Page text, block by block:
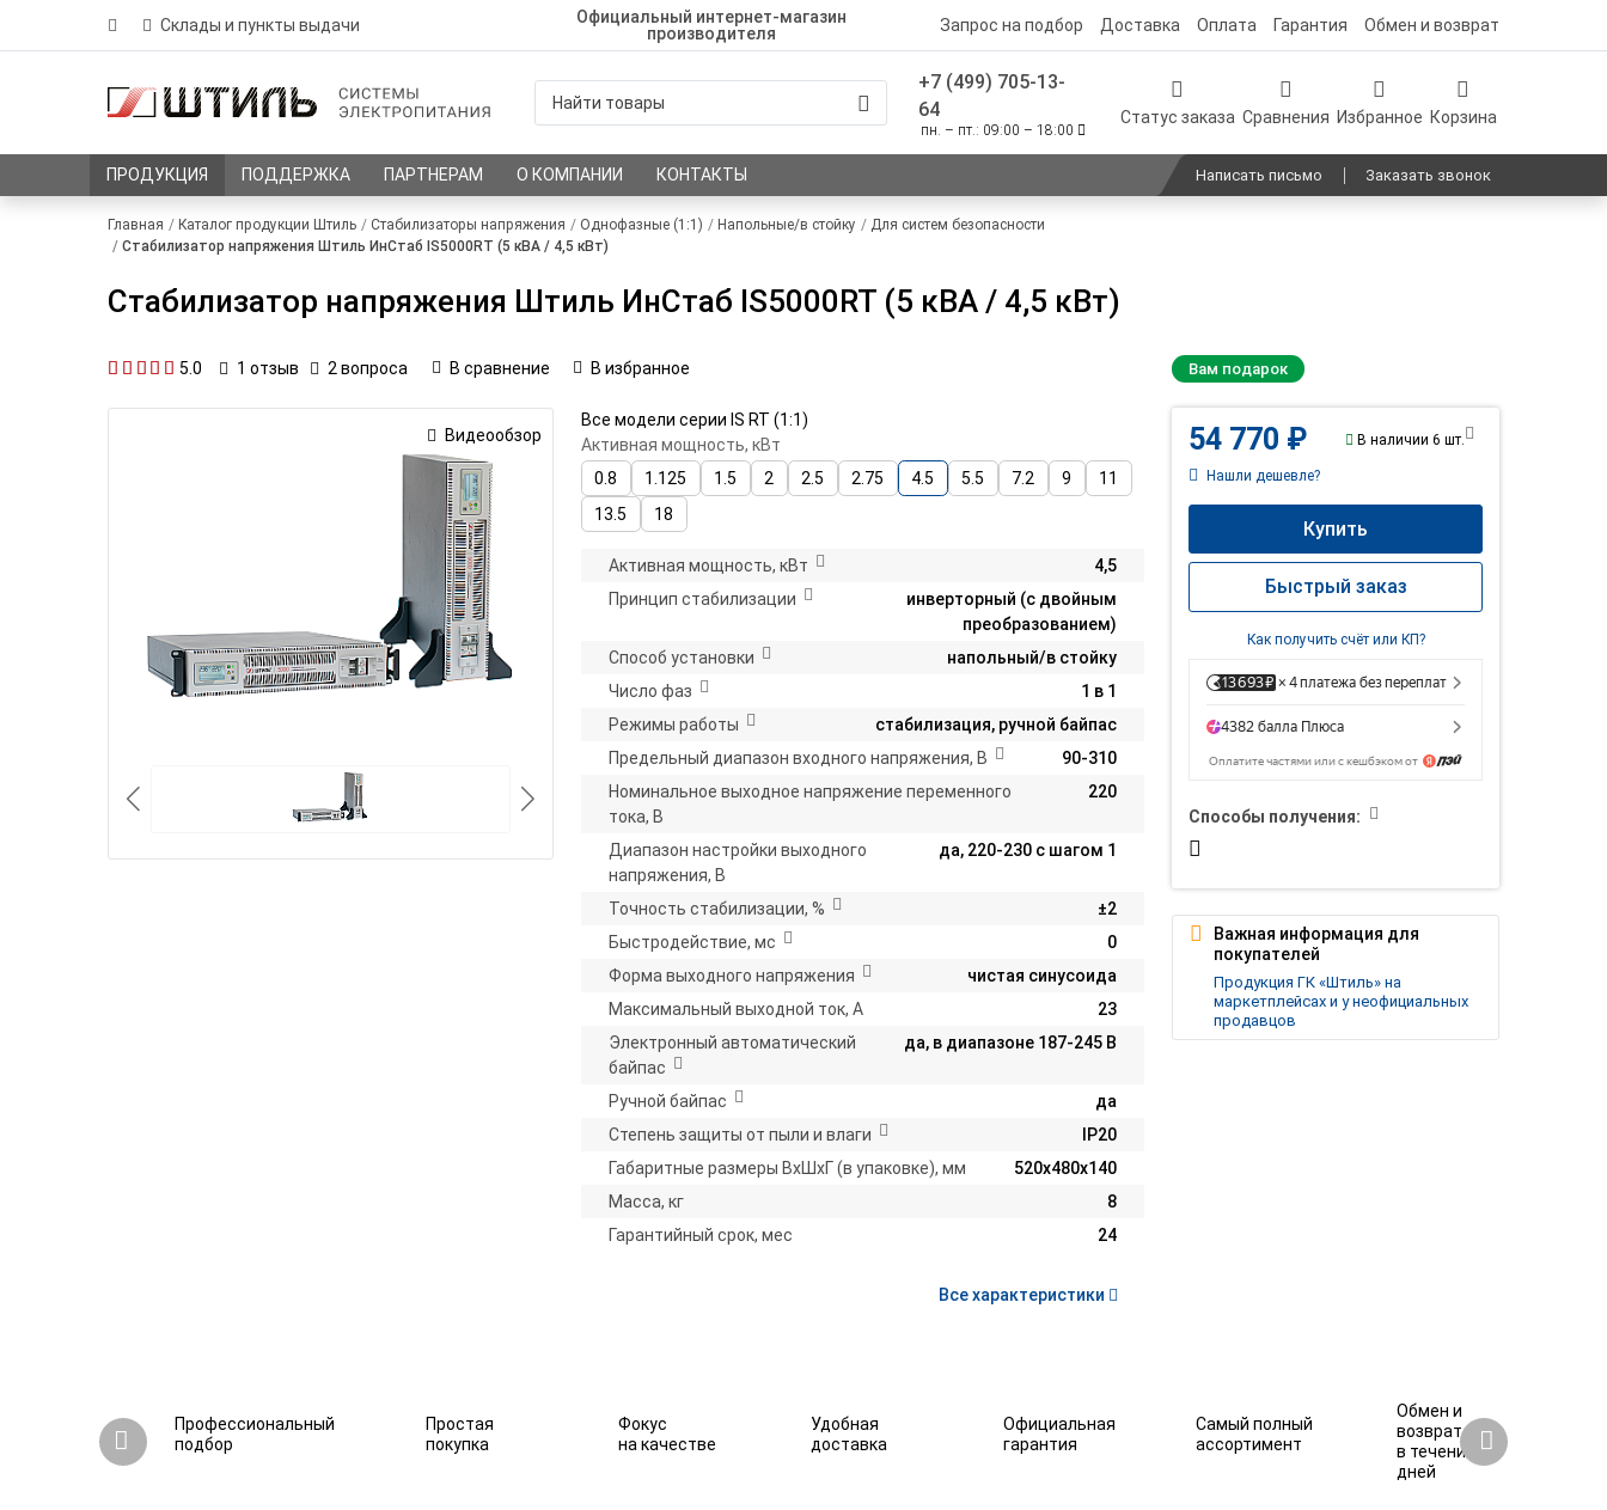
Склады и пункты выдачи
Официальный интернет-магазин
производителя
Запрос на подбор Доставка Оплата Гарантия Обмен и возврат
+7 (499) 705-13-
64
пн. – пт.: 09:00 – 18:00
Статус заказа Сравнения Избранное Корзина
ПРОДУКЦИЯ ПОДДЕРЖКА ПАРТНЕРАМ О КОМПАНИИ КОНТАКТЫ Написать письмо Заказать звонок
Главная Каталог продукции Штиль Стабилизаторы напряжения Однофазные (1:1) Напольные/в стойку
Для систем безопасности
Стабилизатор напряжения Штиль ИнСтаб IS5000RT (5 кВА / 4,5 кВт)
Стабилизатор напряжения Штиль ИнСтаб IS5000RT (5 кВА / 4,5 кВт)
5.0 1 отзыв 2 вопроса В сравнение В избранное Вам подарок
Видеообзор
Все модели серии IS RT (1:1)
Активная мощность, кВт
0.8
1.125 1.5 2 2.5 2.75 4.5 5.5 7.2 9
11
13.5
18
Активная мощность, кВт
4,5
Принцип стабилизации
инверторный (с двойным
преобразованием)
Способ установки
напольный/в стойку
Число фаз
1 в 1
Режимы работы
стабилизация, ручной байпас
Предельный диапазон входного напряжения, В
90-310
Номинальное выходное напряжение переменного
тока, В
220
Диапазон настройки выходного
напряжения, В
да, 220-230 с шагом 1
Точность стабилизации, %
±2
Быстродействие, мс
0
Форма выходного напряжения
чистая синусоида
Максимальный выходной ток, А
23
Электронный автоматический
байпас
да, в диапазоне 187-245 В
Ручной байпас
да
Степень защиты от пыли и влаги
IP20
Габаритные размеры ВхШхГ (в упаковке), мм
520х480х140
Масса, кг
8
Гарантийный срок, мес
24
Все характеристики
54 770 ₽ В наличии 6 шт.
Нашли дешевле?
Купить
Быстрый заказ
Как получить счёт или КП?
Способы получения:
Важная информация для
покупателей
Продукция ГК «Штиль» на
маркетплейсах и у неофициальных
продавцов
Профессиональный
подбор
Простая
покупка
Фокус
на качестве
Удобная
доставка
Официальная
гарантия
Самый полный
ассортимент
Обмен и
возврат
в течение 7
дней